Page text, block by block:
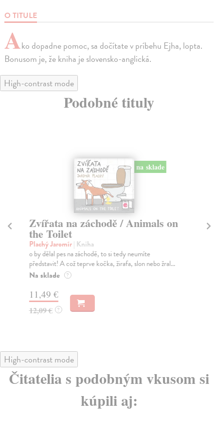
O TITULE
Ako dopadne pomoc, sa dočítate v príbehu Ejha, lopta.
Bonusom je, že kniha je slovensko-anglická.
High-contrast mode
Podobné tituly
na sklade
Zvířata na záchodě / Animals on
the Toilet
Plachý Jaromír| Kniha
o by dělal pes na záchodě, to si tedy neumíte
představit! A což teprve kočka, žirafa, slon nebo žral...
Na sklade ?
11,49 €
12,09 € ?
High-contrast mode
Čitatelia s podobným vkusom si
kúpili aj: